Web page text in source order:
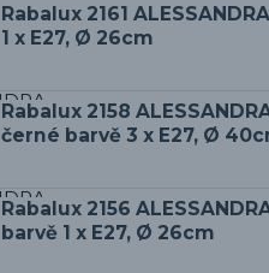
Rabalux 2161
1 x E27, Ø 26cm
Rabalux 2158
černé barvě 3 x E27, Ø
Rabalux 2156
barvě 1 x E27, Ø 26cm